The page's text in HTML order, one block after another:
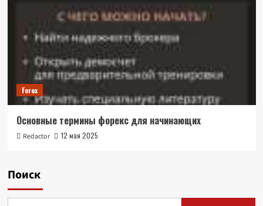
Forex
Основные термины форекс для начинающих
Redactor 12 мая 2025
Поиск